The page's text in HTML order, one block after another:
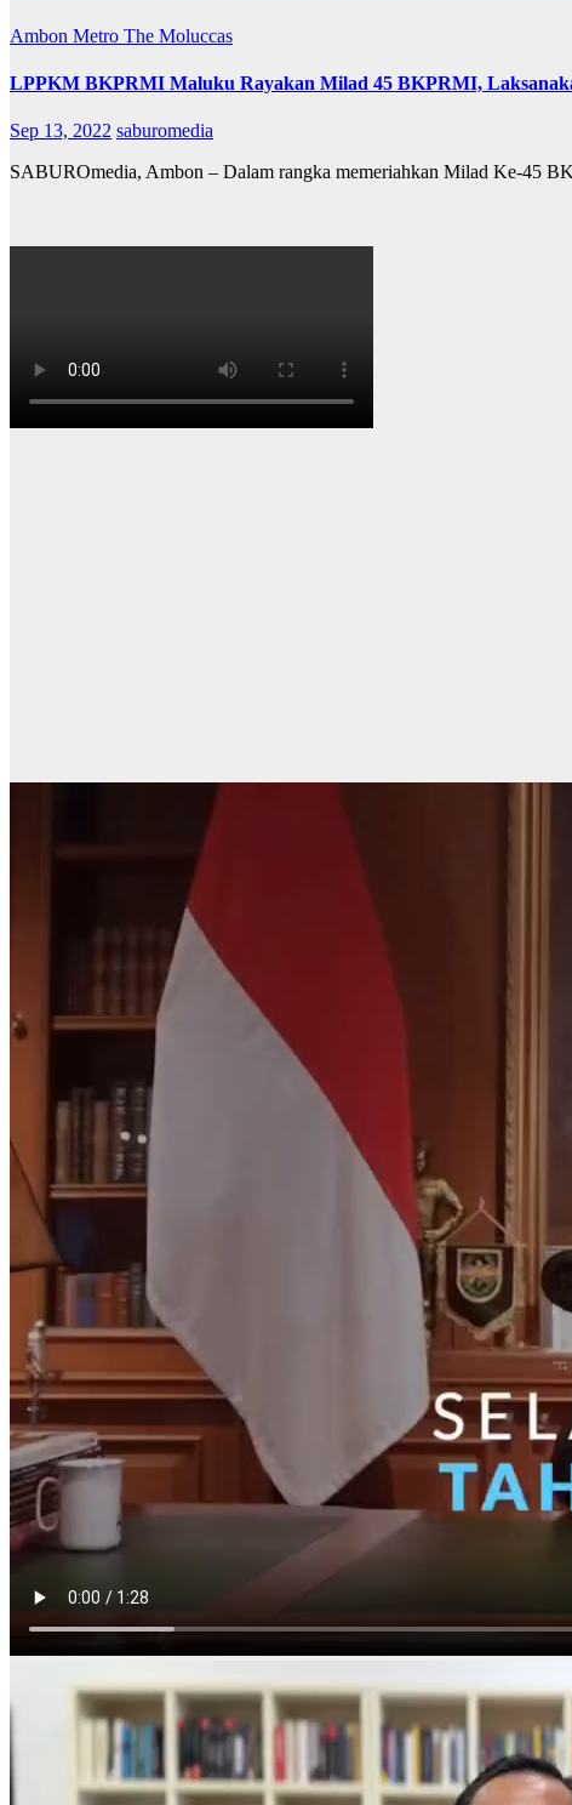
Ambon Metro The Moluccas
LPPKM BKPRMI Maluku Rayakan Milad 45 BKPRMI,
Sep 13, 2022 saburomedia
SABUROmedia, Ambon – Dalam rangka memeriahkan Milad Ke-45